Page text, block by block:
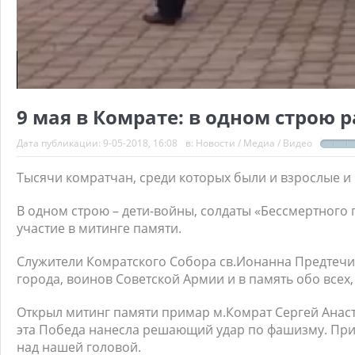
9 мая в Комрате: в одном строю
Дата публикации: 9-05-2018, 16:08 в: Новости / Медиа / Видео
Тысячи комратчан, среди которых были и
В одном строю – дети-войны, солдаты
участие в митинге памяти.
Служители Комратского Собора св.Ионанна
города, воинов Советской Армии и в память обо
Открыл митинг памяти примар м.Комрат Сергей
эта Победа нанесла решающий удар по фашизму.
над нашей головой.